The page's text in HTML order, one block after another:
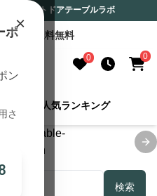
×
ポ
ン
さ
イト アウトドアテーブルラボ
購入で送料無料
0 0
人気ランキング
検索